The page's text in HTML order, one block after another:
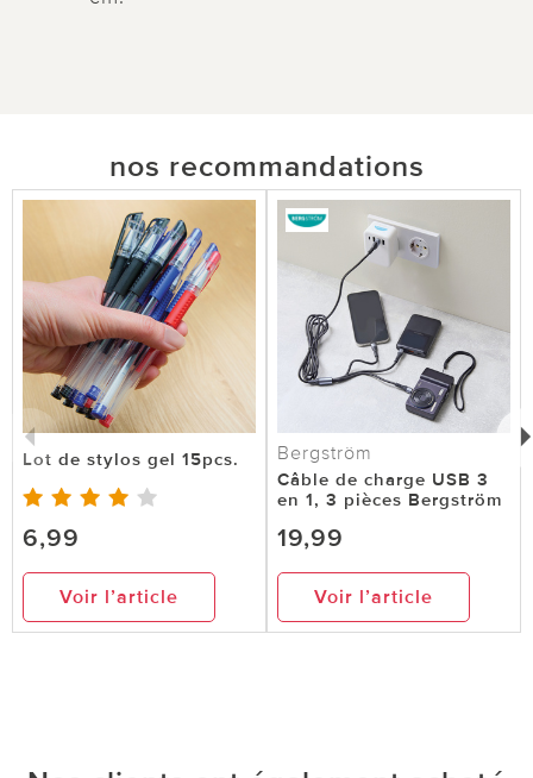
nos recommandations
Lot de stylos gel 15pcs.
6,99
Voir l’article
Bergström
Câble de charge USB 3
en 1, 3 pièces Bergström
19,99
Voir l’article